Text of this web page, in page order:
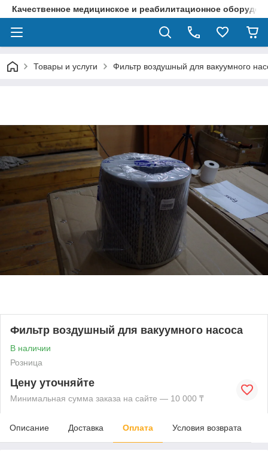
Качественное медицинское и реабилитационное
Товары и услуги Фильтр воздушный для вакуумного
Фильтр воздушный для вакуумного насоса
В наличии
Розница
Цену уточняйте
Минимальная сумма заказа на сайте — 10 000 ₸
Описание Доставка Оплата Условия возврата